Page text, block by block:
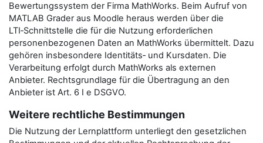
Bewertungssystem der Firma MathWorks. Beim Aufruf von
MATLAB Grader aus Moodle heraus werden über die
LTI‑Schnittstelle die für die Nutzung erforderlichen
personenbezogenen Daten an MathWorks übermittelt. Dazu
gehören insbesondere Identitäts‑ und Kursdaten. Die
Verarbeitung erfolgt durch MathWorks als externen
Anbieter. Rechtsgrundlage für die Übertragung an den
Anbieter ist Art. 6 I e DSGVO.
Weitere rechtliche Bestimmungen
Die Nutzung der Lernplattform unterliegt den gesetzlichen